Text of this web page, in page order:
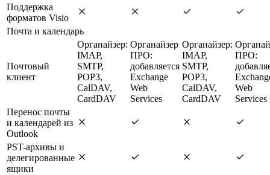
Поддержка
форматов Visio
Почта и календарь
Почтовый
клиент
Органайзер:
IMAP,
SMTP,
POP3,
CalDAV,
CardDAV
Органайзер
ПРО:
добавляется
Exchange
Web
Services
Органайзер:
IMAP,
SMTP,
POP3,
CalDAV,
CardDAV
ПРО:
Web
Services
Перенос почты
и календарей из
Outlook
PST-архивы и
делегированные
ящики